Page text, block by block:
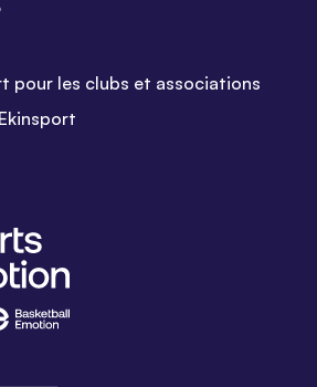
pour les clubs et associations